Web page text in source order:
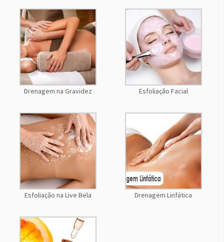
Drenagem na Gravidez Esfoliação Facial
Esfoliação na Live Bela Drenagem Linfática